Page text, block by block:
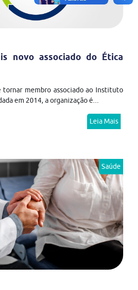
novo associado do Ética
tornar membro associado ao Instituto
em 2014, a organização é...
Leia Mais
Saúde